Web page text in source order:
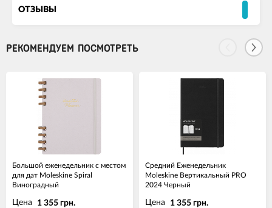
ОТЗЫВЫ
РЕКОМЕНДУЕМ ПОСМОТРЕТЬ
Большой еженедельник с местом
для дат Moleskine Spiral
Виноградный
Цена 1 355 грн.
Средний Еженедельник
Moleskine Вертикальный PRO
2024 Черный
Цена 1 355 грн.